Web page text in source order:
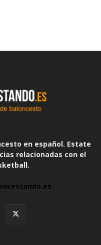
en español. Estate
relacionadas con el